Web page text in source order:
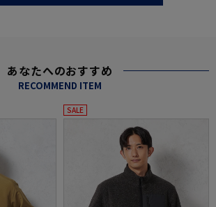
あなたへのおすすめ
RECOMMEND ITEM
SALE